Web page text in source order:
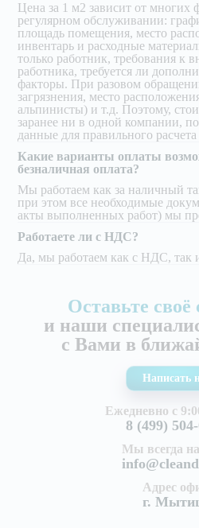
Цена за 1 м2 зависит от многих
регулярном обслуживании:
площадь помещения, место
инвентарь и расходные
только работник, требования к
работника, требуется ли
факторы. При разовом
загрязнения, место
альпинисты) и т.д. Поэтому,
заранее ни в одной компании,
данные для правильного
Какие варианты оплаты
безналичная оплата?
Мы работаем как за наличный
при этом все необходимые
акты выполненных работ) мы
Работаете ли с НДС?
Да, мы работаем как с НДС, так
Оставьте своё
и наши
с Вами в
Написать
Ежедневно с
8 (499)
Мы всегда
Адрес
г.